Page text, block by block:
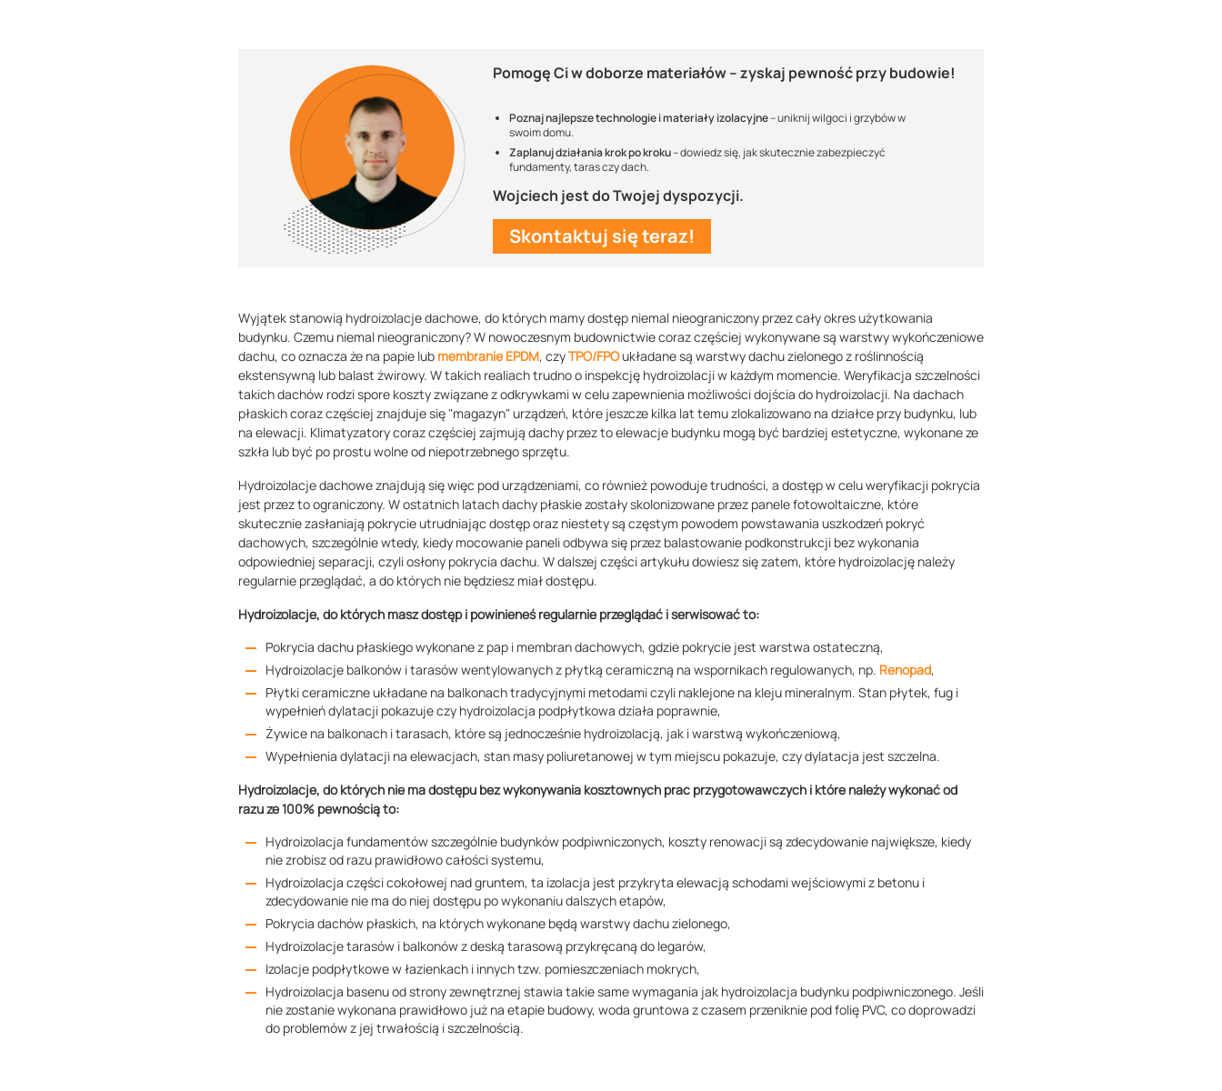
Pomogę Ci w doborze materiałów – zyskaj pewnośćprzy budowie!
Poznaj najlepsze technologie i materiały izolacyjne– uniknij wilgoci i grzybów w
swoim domu.
Zaplanuj działania krok po kroku– dowiedz się, jak skutecznie zabezpieczyć
fundamenty, taras czy dach.
Wojciech jest do Twojej dyspozycji.
Skontaktuj się teraz!
Wyjątek stanowią hydroizolacje dachowe, do których mamy dostęp niemal nieograniczony przez cały okres użytkowania
budynku. Czemu niemal nieograniczony? W nowoczesnym budownictwie coraz częściej wykonywane są warstwy wykończeniowe
dachu, co oznacza że na papie lub membranie EPDM, czyTPO/FPOukładane są warstwy dachu zielonego z roślinnością
ekstensywną lub balast żwirowy. W takich realiach trudno o inspekcję hydroizolacji w każdym momencie. Weryfikacja szczelności
takich dachów rodzi spore koszty związane z odkrywkami w celu zapewnienia możliwości dojścia do hydroizolacji. Na dachach
płaskich coraz częściej znajduje się "magazyn" urządzeń, które jeszcze kilka lat temu zlokalizowano na działce przy budynku, lub
na elewacji. Klimatyzatory coraz częściej zajmują dachy przez to elewacje budynku mogą być bardziej estetyczne, wykonane ze
szkła lub być po prostu wolne od niepotrzebnego sprzętu.
Hydroizolacje dachowe znajdują się więc pod urządzeniami, co również powoduje trudności, a dostęp w celu weryfikacji pokrycia
jest przez to ograniczony. W ostatnich latach dachy płaskie zostały skolonizowane przez panele fotowoltaiczne, które
skutecznie zasłaniają pokrycie utrudniając dostęp oraz niestety są częstym powodem powstawania uszkodzeń pokryć
dachowych, szczególnie wtedy, kiedy mocowanie paneli odbywa się przez balastowanie podkonstrukcji bez wykonania
odpowiedniej separacji, czyli osłony pokrycia dachu. W dalszej części artykułu dowiesz się zatem, które hydroizolację należy
regularnie przeglądać, a do których nie będziesz miał dostępu.
Hydroizolacje, do których masz dostęp i powinieneś regularnie przeglądać i serwisować to:
Pokrycia dachu płaskiego wykonane z pap i membran dachowych, gdzie pokrycie jest warstwa ostateczną,
Hydroizolacje balkonów i tarasów wentylowanych z płytką ceramiczną na wspornikach regulowanych, np. Renopad,
Płytki ceramiczne układane na balkonach tradycyjnymi metodami czyli naklejone na kleju mineralnym. Stan płytek, fug i
wypełnień dylatacji pokazuje czy hydroizolacja podpłytkowa działa poprawnie,
Żywice na balkonach i tarasach, które są jednocześnie hydroizolacją, jak i warstwą wykończeniową,
Wypełnienia dylatacji na elewacjach, stan masy poliuretanowej w tym miejscu pokazuje, czy dylatacja jest szczelna.
Hydroizolacje, do których nie ma dostępu bez wykonywania kosztownych prac przygotowawczych i które należy wykonać od
razu ze 100% pewnością to:
Hydroizolacja fundamentów szczególnie budynków podpiwniczonych, koszty renowacji są zdecydowanie największe, kiedy
nie zrobisz od razu prawidłowo całości systemu,
Hydroizolacja części cokołowej nad gruntem, ta izolacja jest przykryta elewacją schodami wejściowymi z betonu i
zdecydowanie nie ma do niej dostępu po wykonaniu dalszych etapów,
Pokrycia dachów płaskich, na których wykonane będą warstwy dachu zielonego,
Hydroizolacje tarasów i balkonów z deską tarasową przykręcaną do legarów,
Izolacje podpłytkowe w łazienkach i innych tzw. pomieszczeniach mokrych,
Hydroizolacja basenu od strony zewnętrznej stawia takie same wymagania jak hydroizolacja budynku podpiwniczonego. Jeśli
nie zostanie wykonana prawidłowo już na etapie budowy, woda gruntowa z czasem przeniknie pod folię PVC, co doprowadzi
do problemów z jej trwałością i szczelnością.